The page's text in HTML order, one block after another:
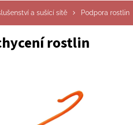
a sušící sítě Podpora rostlin
rostlin